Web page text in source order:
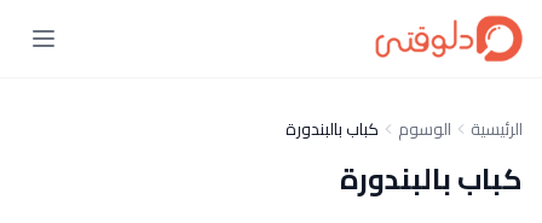
الرئيسية الوسوم كباب بالبندورة
كباب بالبندورة